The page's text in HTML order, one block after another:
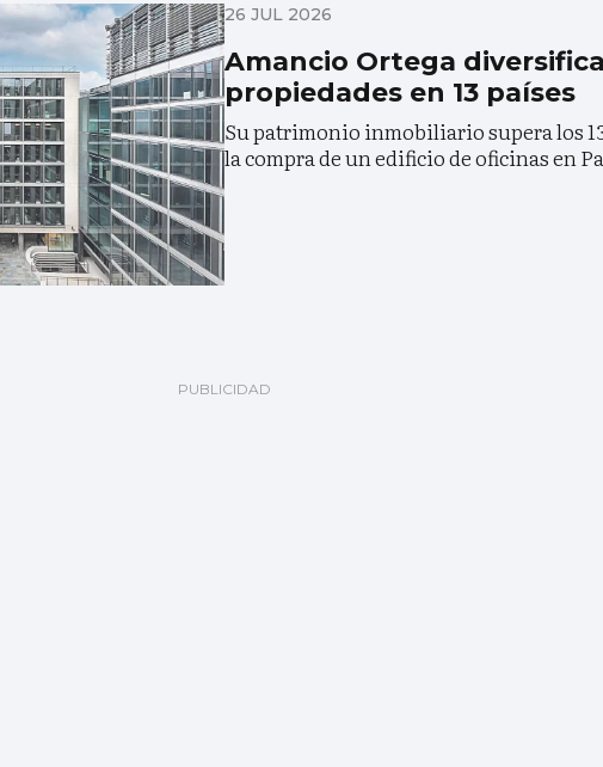
26 JUL 2026
Amancio Ortega
propiedades en 13 países
Su patrimonio inmobiliario supera los
la compra de un edificio de oficinas en